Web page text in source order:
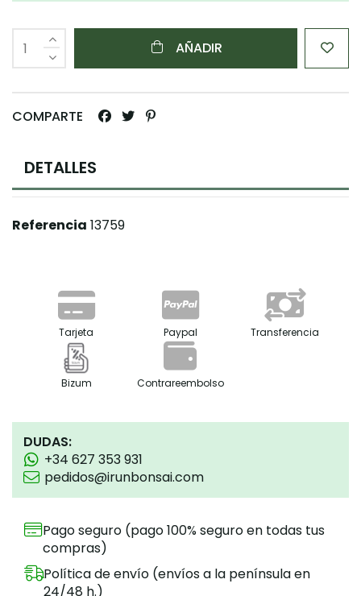
AÑADIR
COMPARTE
DETALLES
Referencia 13759
Tarjeta Paypal Transferencia
Bizum Contrareembolso
DUDAS:
+34 627 353 931
pedidos@irunbonsai.com
Pago seguro (pago 100% seguro en todas tus
compras)
Política de envío (envíos a la península en
24/48 h.)